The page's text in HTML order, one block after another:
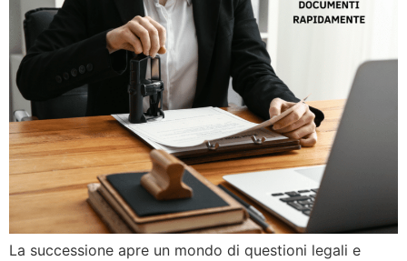
La successione apre un mondo di questioni legali e